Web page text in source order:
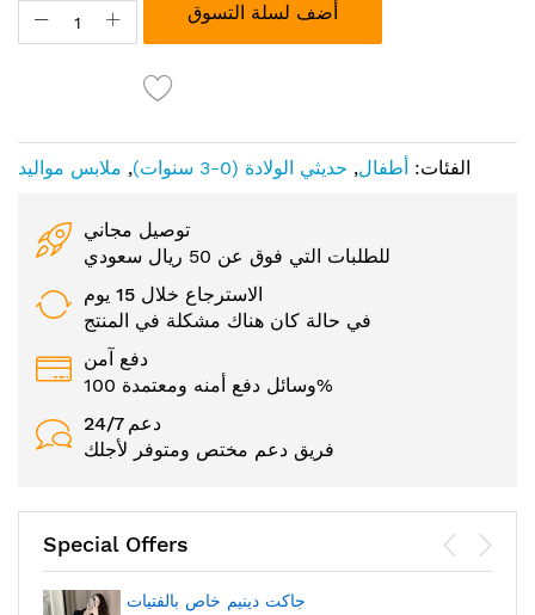
أضف لسلة التسوق
الفئات: أطفال, حديثي الولادة (0-3 سنوات) , ملابس مواليد
توصيل مجاني
للطلبات التي فوق عن 50 ريال سعودي
الاسترجاع خلال 15 يوم
في حالة كان هناك مشكلة في المنتج
دفع آمن
وسائل دفع أمنه ومعتمدة 100%
24/7 دعم
فريق دعم مختص ومتوفر لأجلك
Special Offers
جاكت دينيم خاص بالفتيات